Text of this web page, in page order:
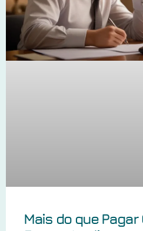
Mais do que Pagar